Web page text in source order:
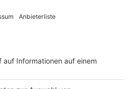
wird meines
nicht so häufig